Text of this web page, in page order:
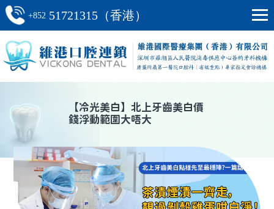
+852 51721315（香港）
【冷光美白】 北上牙齒美白價
錢浮動範圍大唔大